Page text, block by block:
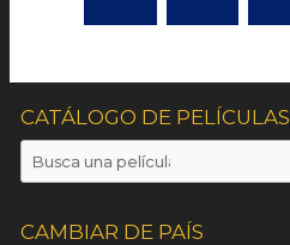
CATÁLOGO DE PELÍCULAS
CAMBIAR DE PAÍS